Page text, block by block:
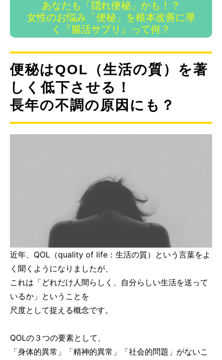
あなたも「隠れ便秘」かも！？
女性のお悩み「便秘」を根本改善に導
く『腸活サプリ』って何？
便秘はQOL（生活の質）を著
しく低下させる！
長年の不調の原因にも？
近年、QOL（quality of life：生活の質）という言葉をよ
く聞くようになりましたが、
これは「どれだけ人間らしく、自分らしい生活を送って
いるか」ということを
尺度として捉える概念です。
QOLの３つの要素として、
「身体的異常」「精神的異常」「社会的問題」がないこ